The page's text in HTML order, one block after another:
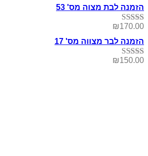
הזמנה לבת מצוה מס' 53
דורג5.00
₪170.00
הזמנה לבר מצווה מס' 17
דורג5.00
₪150.00